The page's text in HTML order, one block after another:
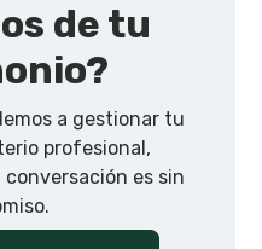
de tu
a gestionar tu
profesional,
conversación es sin